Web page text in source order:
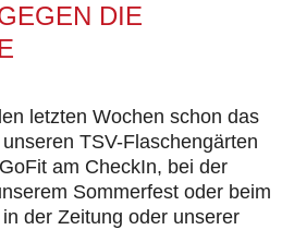
DIE
letzten Wochen schon das
TSV-Flaschengärten
am CheckIn, bei der
Sommerfest oder beim
der Zeitung oder unserer